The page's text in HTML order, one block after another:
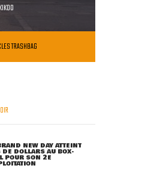
TRASHBAG
NEW DAY ATTEINT
DOLLARS AU BOX-
POUR SON 2E